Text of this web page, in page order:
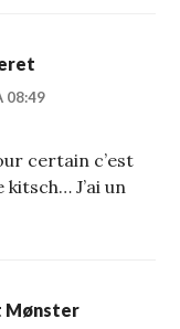
08:49
certain c’est
kitsch… J’ai un
Mønster